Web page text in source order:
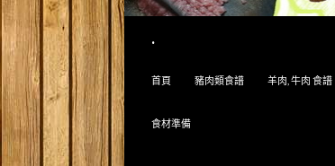
.
首頁
豬肉類食譜 羊肉, 牛肉 食譜
食材準備